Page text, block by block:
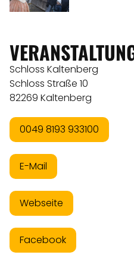
Schloss Kaltenberg
Schloss Straße 10
82269 Kaltenberg
0049 8193 933100
E-Mail
Webseite
Facebook